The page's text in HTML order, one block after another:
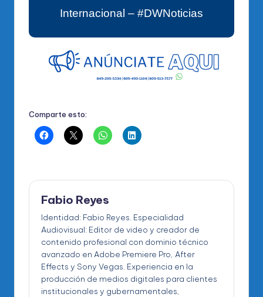
Internacional – #DWNoticias
Comparte esto:
Fabio Reyes
Identidad: Fabio Reyes. Especialidad
Audiovisual: Editor de video y creador de
contenido profesional con dominio técnico
avanzado en Adobe Premiere Pro, After
Effects y Sony Vegas. Experiencia en la
producción de medios digitales para clientes
institucionales y gubernamentales,